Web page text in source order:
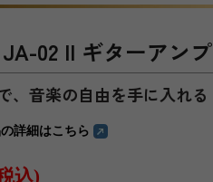
02 II ギターアンプ
、音楽の自由を手に入れる
詳細はこちら
込)